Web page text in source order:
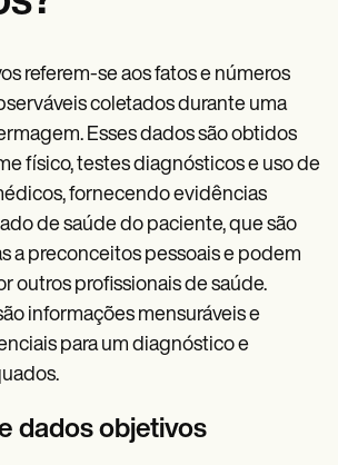
referem-se aos fatos e números
coletados durante uma
Esses dados são obtidos
físico, testes diagnósticos e uso de
fornecendo evidências
de saúde do paciente, que são
a preconceitos pessoais e podem
outros profissionais de saúde.
informações mensuráveis e
para um diagnóstico e
dados objetivos